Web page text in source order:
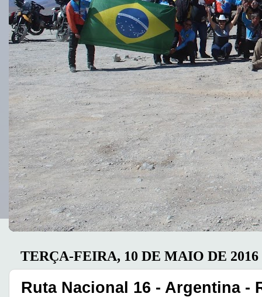
TERÇA-FEIRA, 10 DE MAIO DE 2016
Ruta Nacional 16 - Argentina -